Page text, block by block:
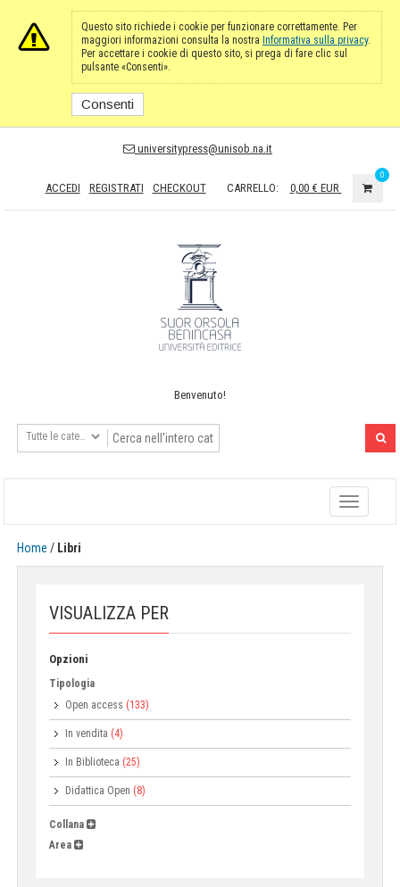
Questo sito richiede i cookie per funzionare correttamente. Per
maggiori informazioni consulta la nostra Informativa sulla privacy.
Per accettare i cookie di questo sito, si prega di fare clic sul
pulsante «Consenti».
Consenti
universitypress@unisob.na.it
ACCEDI REGISTRATI CHECKOUT CARRELLO: 0,00 € EUR
0
Benvenuto!
Toggle
navigation
Home / Libri
VISUALIZZA PER
Opzioni
Tipologia
Open access (133)
In vendita (4)
In Biblioteca (25)
Didattica Open (8)
Collana
Area